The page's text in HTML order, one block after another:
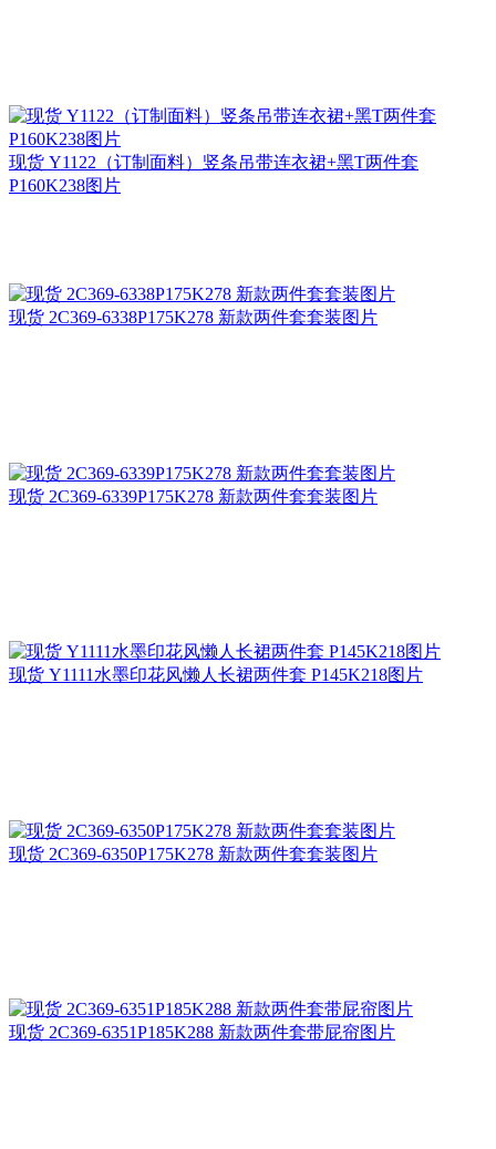
现货 Y1122（订制面料）竖条吊带连衣裙+黑T两件套
P160K238图片
现货 2C369-6338P175K278 新款两件套套装图片
现货 2C369-6339P175K278 新款两件套套装图片
现货 Y1111水墨印花风懒人长裙两件套 P145K218图片
现货 2C369-6350P175K278 新款两件套套装图片
现货 2C369-6351P185K288 新款两件套带屁帘图片